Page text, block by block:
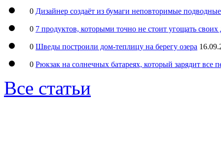
0 Дизайнер создаёт из бумаги неповторимые
0 7 продуктов, которыми точно не стоит угощать
0 Шведы построили дом-теплицу на берегу озера
0 Рюкзак на солнечных батареях, который зарядит все
Все статьи